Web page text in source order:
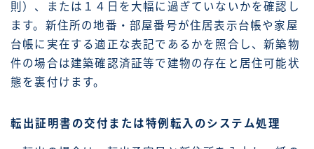
則）、または１４日を大幅に過ぎていないかを確認し
ます。新住所の地番・部屋番号が住居表示台帳や家屋
台帳に実在する適正な表記であるかを照合し、新築物
件の場合は建築確認済証等で建物の存在と居住可能状
態を裏付けます。
転出証明書の交付または特例転入のシステム処理